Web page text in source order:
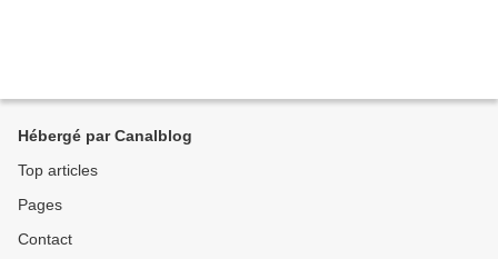
Hébergé par Canalblog
Top articles
Pages
Contact